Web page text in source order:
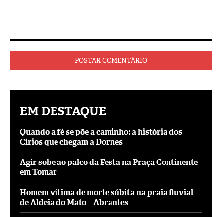
EM DESTAQUE
Quando a fé se põe a caminho: a história dos
Círios que chegam a Dornes
Agir sobe ao palco da Festa na Praça Continente
em Tomar
Homem vítima de morte súbita na praia fluvial
de Aldeia do Mato – Abrantes